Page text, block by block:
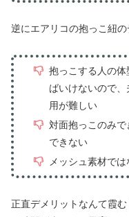
逆にエアリコの抱っこ紐
抱っこする人の
ばいけないので
用が難しい
対面抱っこのみ
できない
メッシュ素材では
正直デメリットなんて霞